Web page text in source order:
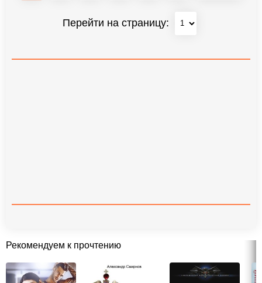
Перейти на страницу:
Рекомендуем к прочтению